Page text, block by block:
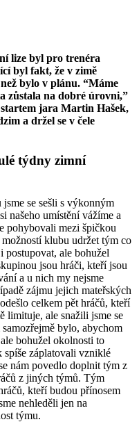
lize byl pro trenéra
byl fakt, že v zimě
bylo v plánu. “Máme
zůstala na dobré úrovni,”
jara Martin Hašek,
a držel se v čele
týdny zimní
se sešli s výkonným
našeho umístění vážíme a
pohybovali mezi špičkou
klubu udržet tým co
ale bohužel
jsou hráči, kteří jsou
a u nich my nejsme
zájmu jejich mateřských
celkem pět hráčů, kteří
limituje, ale snažili jsme se
bylo, abychom
bohužel okolnosti to
záplatovali vzniklé
nám povedlo doplnit tým z
z jiných týmů. Tým
kteří budou přínosem
nehleděli jen na
týmu.